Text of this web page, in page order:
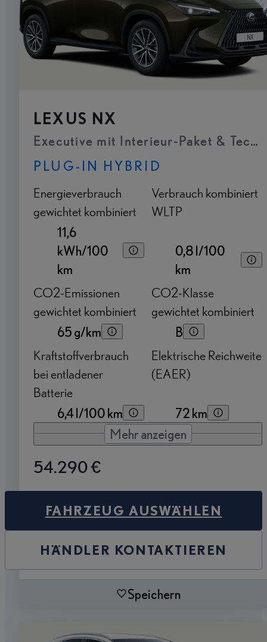
LEXUS NX
Executive mit Interieur-Paket &
PLUG-IN HYBRID
Energieverbrauch
gewichtet kombiniert
11,6
kWh/100
km
Verbrauch kombiniert
WLTP
0,8 l/100
km
CO2-Emissionen
gewichtet kombiniert
65 g/km
CO2-Klasse
gewichtet kombiniert
B
Kraftstoffverbrauch
bei entladener
Batterie
6,4 l/100 km
Elektrische Reichweite
(EAER)
72 km
Mehr anzeigen
54.290 €
FAHRZEUG AUSWÄHLEN
HÄNDLER KONTAKTIEREN
Speichern